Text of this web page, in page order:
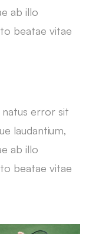
ab illo
beatae vitae
natus error sit
laudantium,
ab illo
beatae vitae